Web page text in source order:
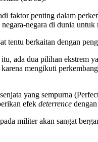
faktor penting dalam
negara di dunia
tentu berkaitan dengan
ada dua pilihan ekstrem
mengikuti
yang sempurna
efek deterrence
militer akan sangat